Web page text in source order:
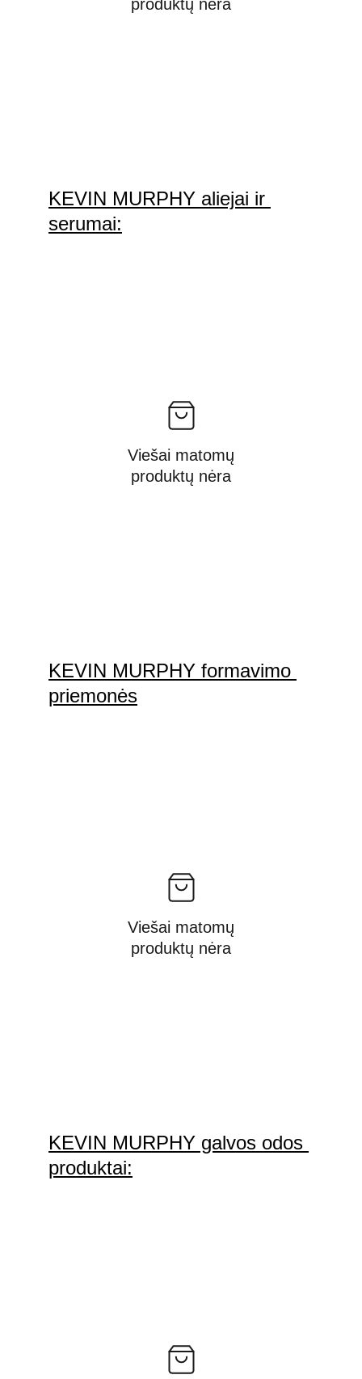
produktų nėra
KEVIN MURPHY aliejai ir
serumai:
Viešai matomų
produktų nėra
KEVIN MURPHY formavimo
priemonės
Viešai matomų
produktų nėra
KEVIN MURPHY galvos odos
produktai: